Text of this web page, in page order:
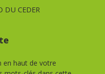
DU CEDER
en haut de votre